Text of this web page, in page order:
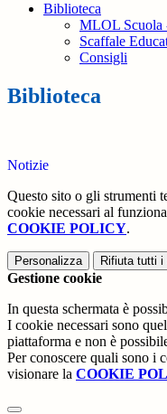
Biblioteca
MLOL Scuola
Scaffale
Consigli
Biblioteca
Notizie
Questo sito o gli strumenti
cookie necessari al
COOKIE POLICY.
Personalizza Rifiuta tutti i
Gestione cookie
In questa schermata è
I cookie necessari sono
piattaforma e non è
Per conoscere quali sono i
visionare la COOKIE